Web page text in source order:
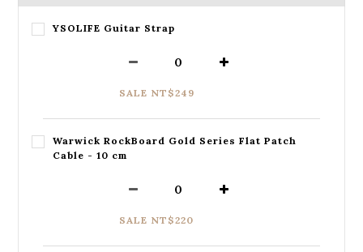
YSOLIFE Guitar Strap
SALE NT$249
Warwick RockBoard Gold Series Flat Patch
Cable - 10 cm
SALE NT$220